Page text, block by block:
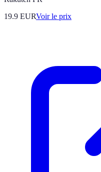
19.9 EURVoir le prix